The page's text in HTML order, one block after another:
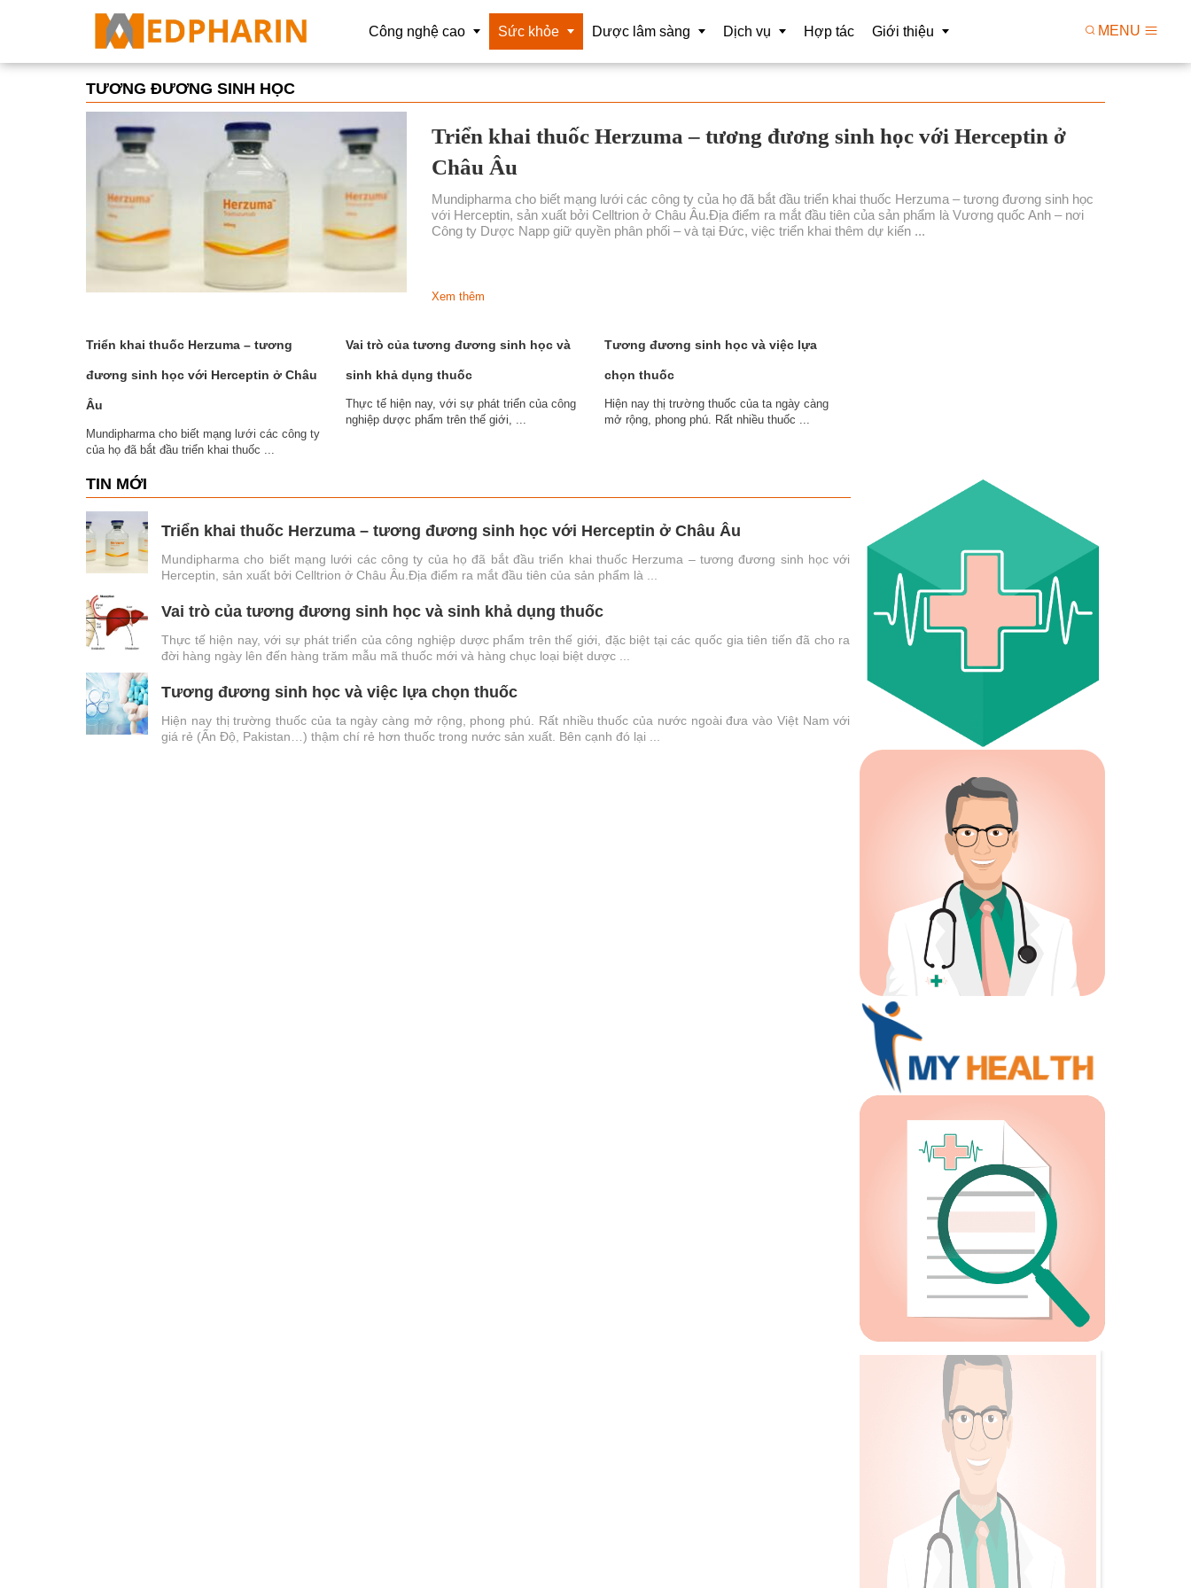
Công nghệ cao
Dữ liệu lớn
Trí tuệ nhân tạo (AI) CSSK
Công nghệ nano
Thiết bị chuẩn đoán CNC
Thiết bị phẫu thuật CNC
Thực tế ảo và hỗn hợp tăng cường
Sức khỏe
Hóa trị liệu
Liệu pháp miễn dịch
Làm đẹp
Dược lâm sàng
Vaccine
Dịch vụ
Nghiên cứu Triển khai R&D
Thông tin và xử lý dữ liệu
Hợp tác Giới thiệu
Giá trị
Con người
MENU
TƯƠNG ĐƯƠNG SINH HỌC
Triển khai thuốc Herzuma – tương đương sinh học với Herceptin ở
Châu Âu
Mundipharma cho biết mạng lưới các công ty của họ đã bắt đầu triển khai thuốc Herzuma – tương đương sinh học
với Herceptin, sản xuất bởi Celltrion ở Châu Âu.Địa điểm ra mắt đầu tiên của sản phẩm là Vương quốc Anh – nơi
Công ty Dược Napp giữ quyền phân phối – và tại Đức, việc triển khai thêm dự kiến ...
Xem thêm
Triển khai thuốc Herzuma – tương
đương sinh học với Herceptin ở Châu
Âu
Mundipharma cho biết mạng lưới các công ty
của họ đã bắt đầu triển khai thuốc ...
Vai trò của tương đương sinh học và
sinh khả dụng thuốc
Thực tế hiện nay, với sự phát triển của công
nghiệp dược phẩm trên thế giới, ...
Tương đương sinh học và việc lựa
chọn thuốc
Hiện nay thị trường thuốc của ta ngày càng
mở rộng, phong phú. Rất nhiều thuốc ...
TIN MỚI
Triển khai thuốc Herzuma – tương đương sinh học với Herceptin ở Châu Âu
Mundipharma cho biết mạng lưới các công ty của họ đã bắt đầu triển khai thuốc Herzuma – tương đương sinh học với
Herceptin, sản xuất bởi Celltrion ở Châu Âu.Địa điểm ra mắt đầu tiên của sản phẩm là ...
Vai trò của tương đương sinh học và sinh khả dụng thuốc
Thực tế hiện nay, với sự phát triển của công nghiệp dược phẩm trên thế giới, đặc biệt tại các quốc gia tiên tiến đã cho ra
đời hàng ngày lên đến hàng trăm mẫu mã thuốc mới và hàng chục loại biệt dược ...
Tương đương sinh học và việc lựa chọn thuốc
Hiện nay thị trường thuốc của ta ngày càng mở rộng, phong phú. Rất nhiều thuốc của nước ngoài đưa vào Việt Nam với
giá rẻ (Ấn Độ, Pakistan…) thậm chí rẻ hơn thuốc trong nước sản xuất. Bên cạnh đó lại ...